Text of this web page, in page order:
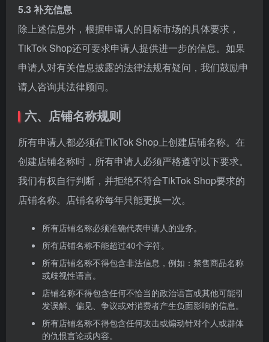
5.3 补充信息
除上述信息外，根据申请人的目标市场的具体要求，
TikTok Shop还可要求申请人提供进一步的信息。如果
申请人对有关信息披露的法律法规有疑问，我们鼓励申
请人咨询其法律顾问。
六、店铺名称规则
所有申请人都必须在TikTok Shop上创建店铺名称。在
创建店铺名称时，所有申请人必须严格遵守以下要求。
我们有权自行判断，并拒绝不符合TikTok Shop要求的
店铺名称。店铺名称每年只能更换一次。
所有店铺名称必须准确代表申请人的业务。
所有店铺名称不能超过40个字符。
所有店铺名称不得包含非法信息，例如：禁售商品名称
或歧视性语言。
店铺名称不得包含任何不恰当的政治语言或其他可能引
发误解、偏见、争议或对消费者产生负面影响的信息。
所有店铺名称不得包含任何攻击或煽动针对个人或群体
的仇恨言论或内容。